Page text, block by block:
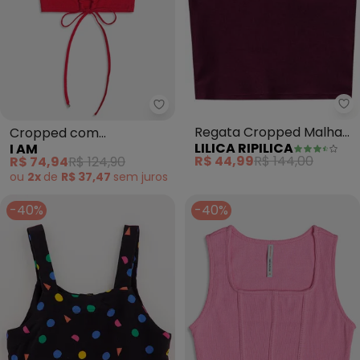
I Am - Cropped com
Cropped com
Amarração (Vermelho)
I AM
R$ 74,94R$ 124,90
ou 2x de R$ 37,47 sem juros
Regata Cropped Malha
Menina (Bordô)
LILICA RIPILICA
R$ 44,99R$ 144,00
-40% -40%